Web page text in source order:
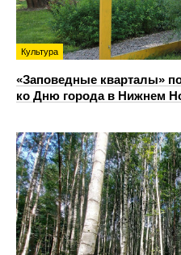
Культура
«Заповедные кварталы»
ко Дню города в Нижнем